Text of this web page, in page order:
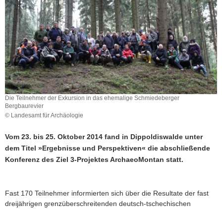
a
v
i
g
a
t
i
o
n
Die Teilnehmer der Exkursion in das ehemalige Schmiedeberger
Bergbaurevier
© Landesamt für Archäologie
Vom 23. bis 25. Oktober 2014 fand in Dippoldiswalde unter
dem Titel »Ergebnisse und Perspektiven­« die abschließende
Konferenz des Ziel 3-Projektes ArchaeoMontan statt.
Fast 170 Teilnehmer informierten sich über die Resultate der fast
dreijährigen grenzüberschreitenden deutsch-tschechischen